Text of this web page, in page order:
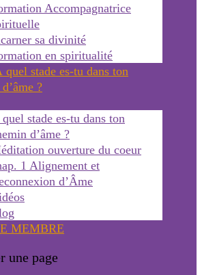
Accompagnatrice
sa divinité
en spiritualité
stade es-tu dans ton
?
stade es-tu dans ton
d’âme ?
ouverture du coeur
1 Alignement et
d’Âme
MEMBRE
une page